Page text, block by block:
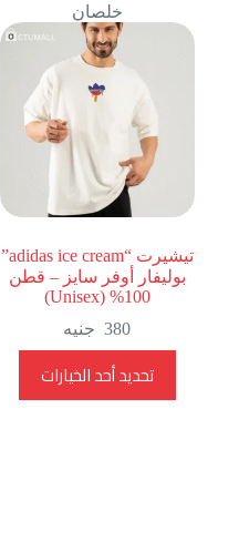
خلصان
تيشيرت “adidas ice cream”
بوليفار أوفر سايز – قطن
100% (Unisex)
380 جنيه
تحديد أحد الخيارات
العديد
من